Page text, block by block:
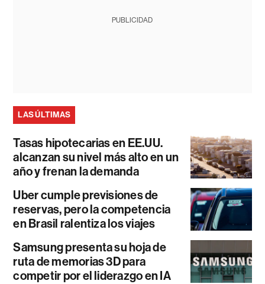
PUBLICIDAD
LAS ÚLTIMAS
Tasas hipotecarias en EE.UU.
alcanzan su nivel más alto en un
año y frenan la demanda
Uber cumple previsiones de
reservas, pero la competencia
en Brasil ralentiza los viajes
Samsung presenta su hoja de
ruta de memorias 3D para
competir por el liderazgo en IA